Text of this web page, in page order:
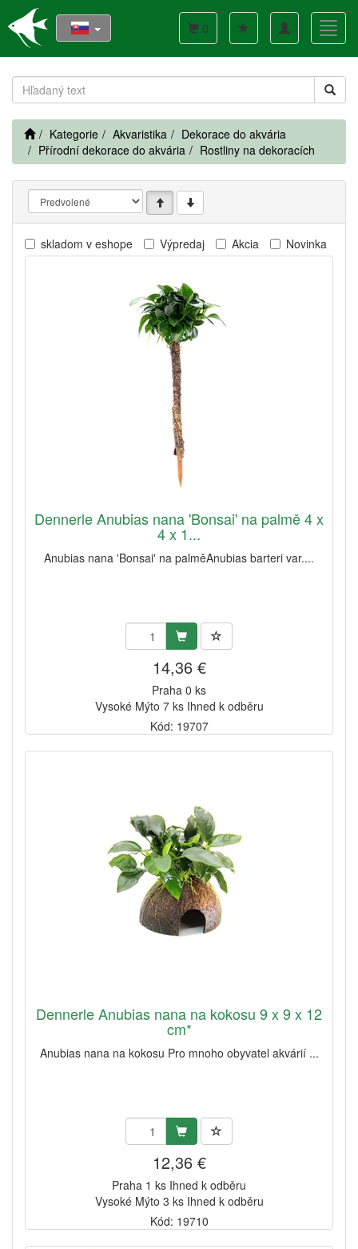
Toggle
navigation
0
Kategorie Akvaristika
Dekorace do akvária
Přírodní dekorace do akvária
Rostliny na dekoracích
skladom v eshope Výpredaj Akcia Novinka
Dennerle Anubias nana 'Bonsai' na palmě 4 x
4 x 1...
Anubias nana 'Bonsai' na palměAnubias barteri var....
14,36 €
Praha 0 ks
Vysoké Mýto 7 ks Ihned k odběru
Kód: 19707
Dennerle Anubias nana na kokosu 9 x 9 x 12
cm*
Anubias nana na kokosu Pro mnoho obyvatel akvárií ...
12,36 €
Praha 1 ks Ihned k odběru
Vysoké Mýto 3 ks Ihned k odběru
Kód: 19710